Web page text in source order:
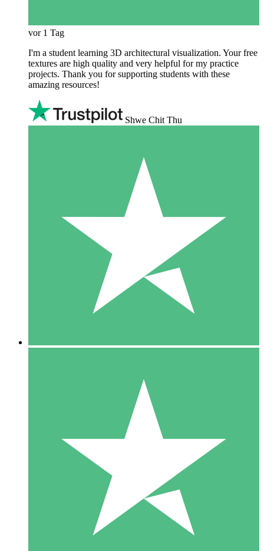
vor 1 Tag
I'm a student learning 3D architectural visualization. Your free
textures are high quality and very helpful for my practice
projects. Thank you for supporting students with these
amazing resources!
Shwe Chit Thu